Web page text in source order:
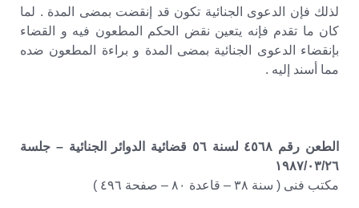
لذلك فإن الدعوى الجنائية تكون قد إنقضت بمضى المدة . لما
كان ما تقدم فإنه يتعين نقض الحكم المطعون فيه و القضاء
بإنقضاء الدعوى الجنائية بمضى المدة و براءة المطعون ضده
مما أسند إليه .
الطعن رقم ٤٥٦٨ لسنة ٥٦ قضائية الدوائر الجنائية – جلسة
١٩٨٧/٠٣/٢٦
مكتب فنى ( سنة ٣٨ – قاعدة ٨٠ – صفحة ٤٩٦ )